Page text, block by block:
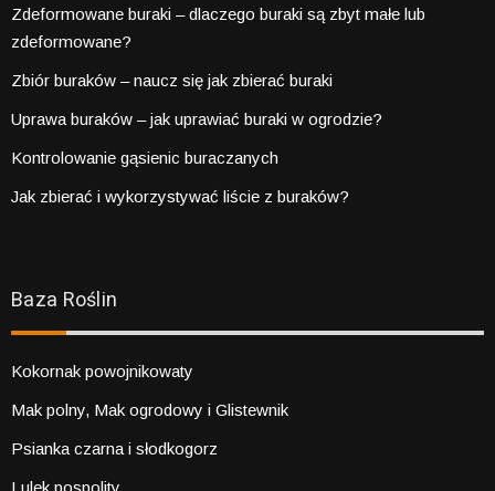
Zdeformowane buraki – dlaczego buraki są zbyt małe lub
zdeformowane?
Zbiór buraków – naucz się jak zbierać buraki
Uprawa buraków – jak uprawiać buraki w ogrodzie?
Kontrolowanie gąsienic buraczanych
Jak zbierać i wykorzystywać liście z buraków?
Baza Roślin
Kokornak powojnikowaty
Mak polny, Mak ogrodowy i Glistewnik
Psianka czarna i słodkogorz